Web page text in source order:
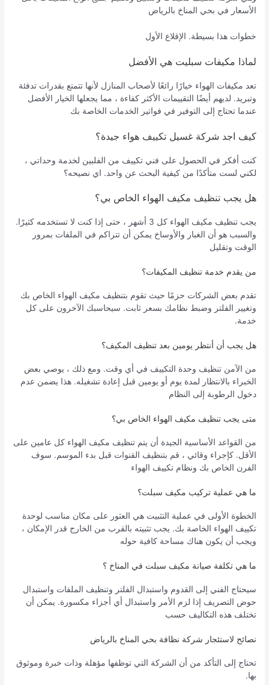
الأسعار في بحي المناخ بالرياض
خطوات هذا بسيطة. الإقلاع الأول
لماذا مكيفات سبليت هي الأفضل
تعد مكيفات الهواء خيارًا رائعًا لأصحاب المنازل لأنها تتمتع بقدرات تدفئة
وتبريد. لديهم أيضًا التقييمات الأكثر كفاءة ، مما يجعلها الخيار الأفضل
عندما تحتاج إلى التوفير في فواتير الخدمات الخاصة بك
كيف اجد شركة غسيل تكييف هواء جيدة؟
كنت أفكر في الحصول على فني تكييف من الفلبين لخدمة وحداتي ،
لكني لست متأكدًا من كيفية البحث عن واحد. اي نصيحه؟
هل يجب تنظيف مكيف الهواء الخاص بي؟
يجب تنظيف مكيف الهواء كل 3 أشهر ، حتى إذا كنت لا تستخدمه كثيرًا.
والسبب هو أن الغبار والأوساخ يمكن أن تتراكم في الملفات بمرور
الوقت وتقليل
من يقدم خدمة تنظيف المكيفات؟
تقدم بعض الشركات حزمًا حيث تقوم بتنظيف مكيف الهواء الخاص بك
وتغيير الفلتر وضبط نظامك بسعر ثابت. سيحاسبك الآخرون على كل
خدمة.
هل يجب أن أنتظر يومين بعد تنظيف المكيف؟
من الآمن تنظيف وحدة التكييف في أي وقت. ومع ذلك ، يوصي بعض
الخبراء بالانتظار لمدة يوم أو يومين قبل إعادة تشغيله. هذا يضمن عدم
دخول الرطوبة إلى النظام
متى يجب تنظيف مكيف الهواء الخاص بي؟
من القواعد الأساسية الجيدة أن يتم تنظيف مكيف الهواء كل عامين على
الأقل. كإجراء وقائي ، قم بتنظيف القنوات قبل بدء الموسم. سوف
الفرن الخاص بك ونظام تكييف الهواء
ما هي عملية تركيب مكيف سبلت؟
الخطوة الأولى في عملية التثبيت هي العثور على مكان مناسب لوحدة
تكييف الهواء الخاصة بك. يجب تثبيته بالقرب من الخارج قدر الإمكان ،
ويجب أن يكون هناك مساحة كافية حوله
ما هي تكلفة صيانة مكيف سبلت في المناخ ؟
سيحتاج الفني إلى القدوم واستبدال الفلتر وتنظيف الملفات واستبدال
حوض التصريف إذا لزم الأمر واستبدال أي أجزاء مكسورة. يمكن أن
تختلف هذه التكاليف حسب
نصائح لاستئجار شركة نظافة بحي المناخ بالرياض
تحتاج إلى التأكد من أن الشركة التي توظفها مؤهلة وذات خبرة وموثوق
بها.